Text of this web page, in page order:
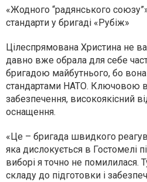
«Жодного “радянського
стандарти у бригаді «Рубіж»
Цілеспрямована Христина не
давно вже обрала для себе
бригадою майбутнього, бо
стандартами НАТО. Ключовою
забезпечення, високоякісний
оснащення.
«Це – бригада швидкого
яка дислокується в Гостомелі
виборі я точно не помилилася.
складу до підготовки і